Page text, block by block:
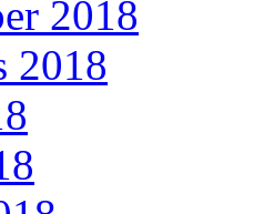
2018
2018